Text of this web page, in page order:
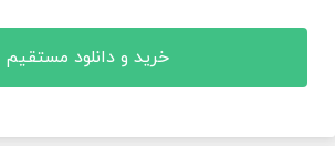
خرید و دانلود مستقیم